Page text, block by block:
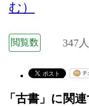
む）
閲覧数 347人
「古書」に関